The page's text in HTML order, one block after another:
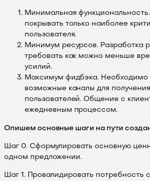
Минимальная
покрывать только наиболее
пользователя.
Минимум ресурсов. Разработка
требовать как можно меньше
усилий.
Максимум фидбэка. Необходимо
возможные каналы для
пользователей. Общение с
ежедневным процессом.
Опишем основные шаги на пути
Шаг 0. Сформулировать основную
одном предложении.
Шаг 1. Провалидировать